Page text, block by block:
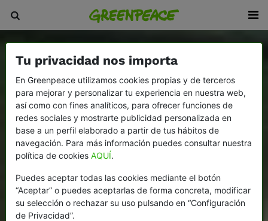
Tu privacidad nos importa
En Greenpeace utilizamos cookies propias y de terceros
para mejorar y personalizar tu experiencia en nuestra web,
así como con fines analíticos, para ofrecer funciones de
redes sociales y mostrarte publicidad personalizada en
base a un perfil elaborado a partir de tus hábitos de
navegación. Para más información puedes consultar nuestra
política de cookies AQUÍ.
Puedes aceptar todas las cookies mediante el botón
“Aceptar” o puedes aceptarlas de forma concreta, modificar
su selección o rechazar su uso pulsando en “Configuración
de Privacidad”.